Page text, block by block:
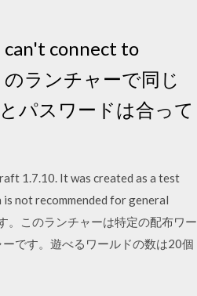
connect to
ランチャーで同じ
パスワードは合って
1.7.10. It was created as a test
not recommended for general
。このランチャーは特定の配布ワー
です。遊べるワールドの数は20個